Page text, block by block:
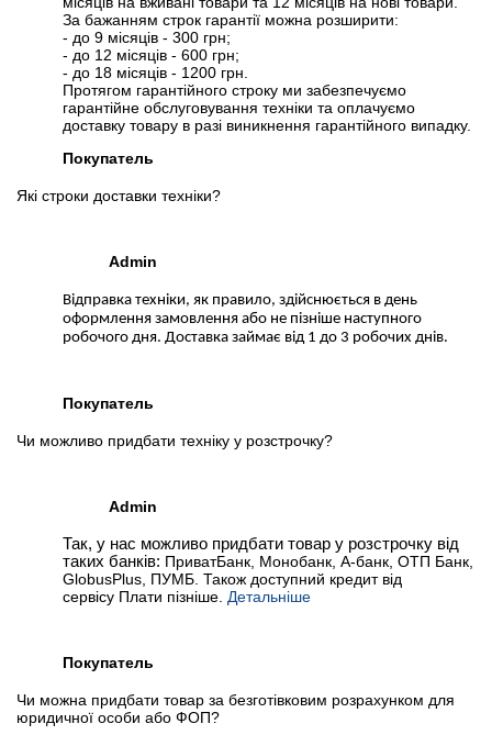
За бажанням строк гарантії можна розширити:
- до 9 місяців - 300 грн;
- до 12 місяців - 600 грн;
- до 18 місяців - 1200 грн.
Протягом гарантійного строку ми забезпечуємо
гарантійне обслуговування техніки та оплачуємо
доставку товару в разі виникнення гарантійного випадку.
Покупатель
Які строки доставки техніки?
Admin
Відправка техніки, як правило, здійснюється в день
оформлення замовлення або не пізніше наступного
робочого дня. Доставка займає від 1 до 3 робочих днів.
Покупатель
Чи можливо придбати техніку у розстрочку?
Admin
Так, у нас можливо придбати товар у розстрочку від
таких банків: ПриватБанк, Монобанк, А-банк, ОТП Банк,
GlobusPlus, ПУМБ. Також доступний кредит від
сервісу Плати пізніше. Детальніше
Покупатель
Чи можна придбати товар за безготівковим розрахунком для
юридичної особи або ФОП?